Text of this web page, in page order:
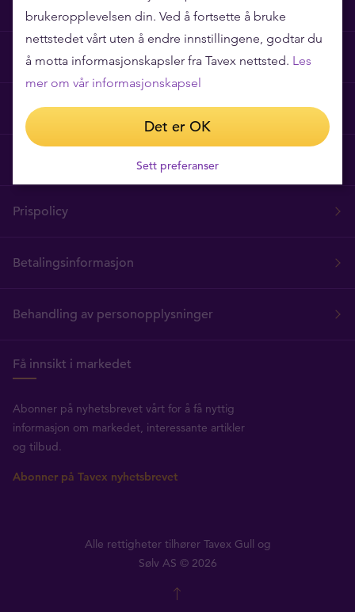
Ofte stilte spørsmål
Tavex Privacy and Cookies Policy
Prispolicy
Betalingsinformasjon
Behandling av personopplysninger
Få innsikt i markedet
Abonner på nyhetsbrevet vårt for å få nyttig
informasjon om markedet, interessante artikler
og tilbud.
Abonner på Tavex nyhetsbrevet
Alle rettigheter tilhører Tavex Gull og
Sølv AS © 2026
brukeropplevelsen din. Ved å fortsette å bruke
nettstedet vårt uten å endre innstillingene, godtar du
å motta informasjonskapsler fra Tavex nettsted. Les
mer om vår informasjonskapsel
Det er OK
Sett preferanser